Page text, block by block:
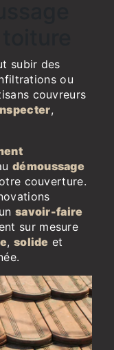
subir des
ou
couvreurs
,
démoussage
couverture.
savoir-faire
sur mesure
, solide et